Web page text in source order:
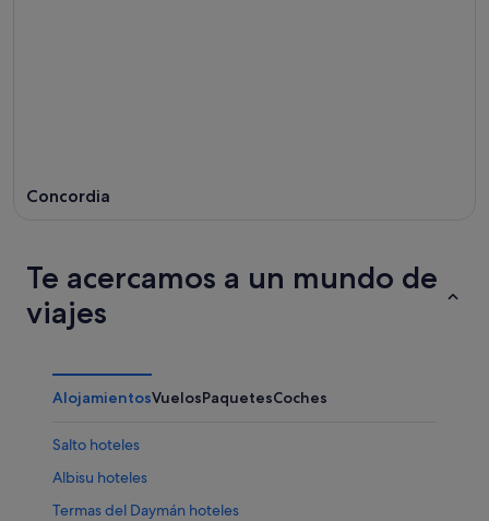
Concordia
Te acercamos a un mundo de
viajes
AlojamientosVuelosPaquetesCoches
Salto hoteles
Albisu hoteles
Termas del Daymán hoteles